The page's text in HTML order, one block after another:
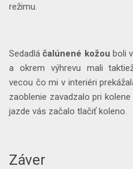
režimu.
Sedadláčalúnené kožou boli
a okrem výhrevu mali
vecou čo mi v interiéri
zaoblenie zavadzalo pri
jazde vás začalo tlačiť koleno.
Záver